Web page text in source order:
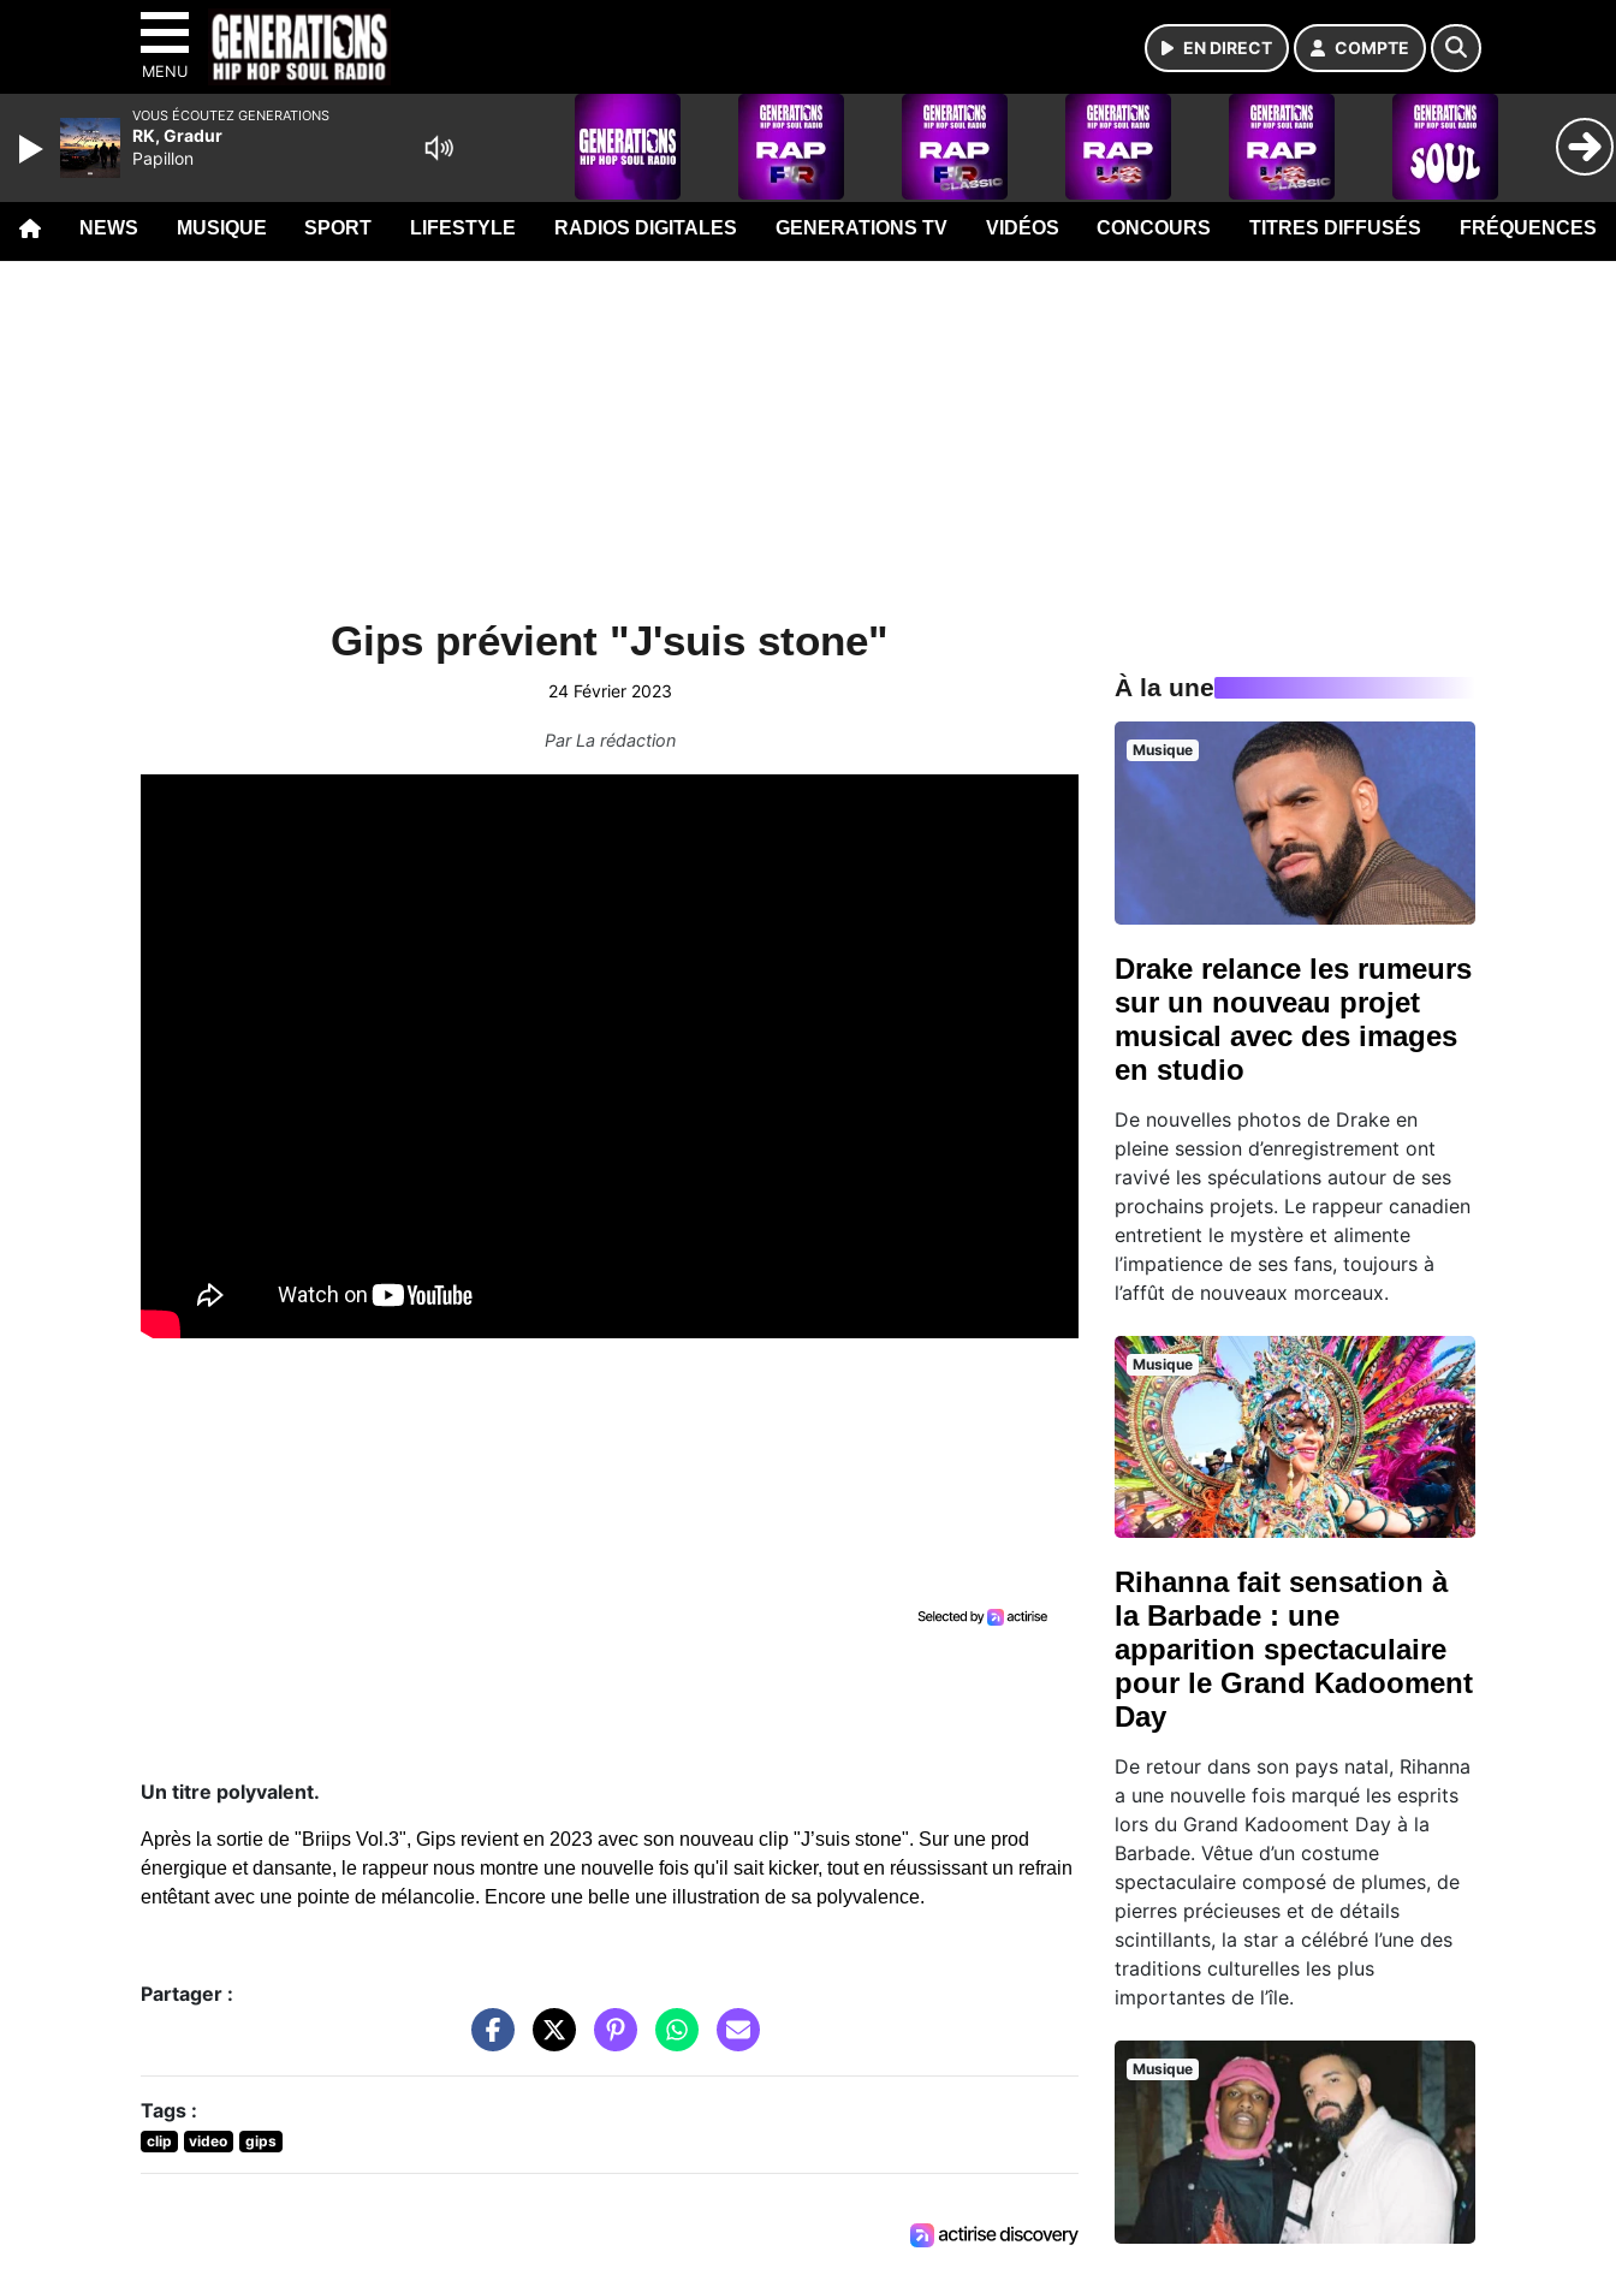
MENU
EN DIRECT COMPTE
NEWS MUSIQUE SPORT LIFESTYLE RADIOS DIGITALES GENERATIONS TV VIDÉOS CONCOURS TITRES DIFFUSÉS FRÉQUENCES
Gips prévient "J'suis stone"
24 Février 2023
ParLa rédaction
Un titre polyvalent.
Après la sortie de "Briips Vol.3", Gips revient en 2023 avec son nouveau clip "J’suis stone". Sur une prod
énergique et dansante, le rappeur nous montre une nouvelle fois qu'il sait kicker, tout en réussissant un refrain
entêtant avec une pointe de mélancolie. Encore une belle une illustration de sa polyvalence.
Partager :
Tags :
clip video gips
À la une
Musique
Drake relance les rumeurs
sur un nouveau projet
musical avec des images
en studio
De nouvelles photos de Drake en
pleine session d’enregistrement ont
ravivé les spéculations autour de ses
prochains projets. Le rappeur canadien
entretient le mystère et alimente
l’impatience de ses fans, toujours à
l’affût de nouveaux morceaux.
Musique
Rihanna fait sensation à
la Barbade : une
apparition spectaculaire
pour le Grand Kadooment
Day
De retour dans son pays natal, Rihanna
a une nouvelle fois marqué les esprits
lors du Grand Kadooment Day à la
Barbade. Vêtue d’un costume
spectaculaire composé de plumes, de
pierres précieuses et de détails
scintillants, la star a célébré l’une des
traditions culturelles les plus
importantes de l’île.
Musique
VOUS ÉCOUTEZ GENERATIONS
RK, Gradur
Papillon